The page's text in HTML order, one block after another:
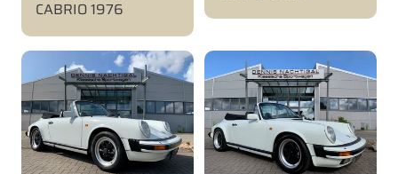
m
a
l
p
r
e
CABRIO 1976
m
a
l
p
r
e